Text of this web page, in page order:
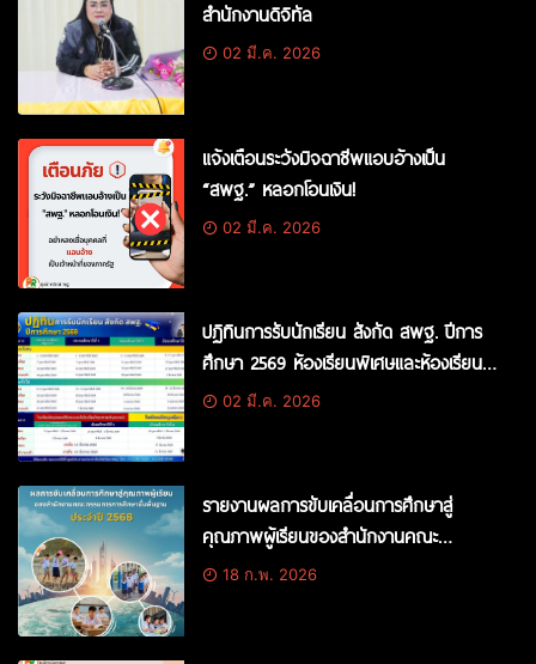
สำนักงานดิจิทัล
02 มี.ค. 2026
แจ้งเตือนระวังมิจฉาชีพแอบอ้างเป็น
“สพฐ.” หลอกโอนเงิน!
02 มี.ค. 2026
ปฏิทินการรับนักเรียน สังกัด สพฐ. ปีการ
ศึกษา 2569 ห้องเรียนพิเศษและห้องเรียน
ทั่วไป02 มี.ค. 2026
รายงานผลการขับเคลื่อนการศึกษาสู่
คุณภาพผู้เรียนของสำนักงานคณะ
กรรมการการศึกษาขั้นพื้นฐานประจำปี
18 ก.พ. 2026